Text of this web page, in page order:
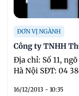
ĐƠN VỊ NGÀNH
Công ty TNHH
Địa chỉ: Số 11,
16/12/2013 - 10:35